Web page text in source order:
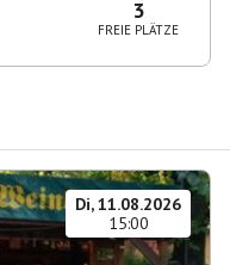
3
FREIE PLÄTZE
Di, 11.08.2026
15:00